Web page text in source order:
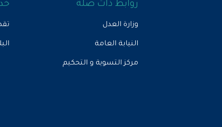
روابط ذات صلة
وزارة العدل
النيابة العامة
مركز التسوية و التحكيم